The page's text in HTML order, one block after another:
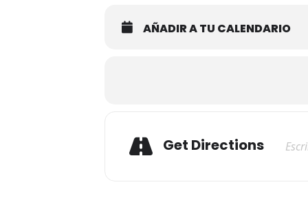
AÑADIR A TU CALENDARIO
Get Directions